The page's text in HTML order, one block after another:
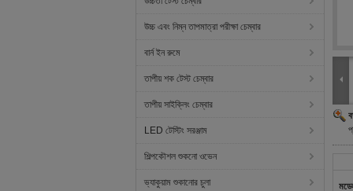
উচ্চ এবং নিম্ন তাপমাত্রা পরীক্ষা চেম্বার
বার্ন ইন রুমে
তাপীয় শক টেস্ট চেম্বার
তাপীয় সাইক্লিং চেম্বার
LED টেস্টিং সরঞ্জাম
শিল্পকৌশল শুকনো ওভেন
ভ্যাকুয়াম শুকানোর চুলা